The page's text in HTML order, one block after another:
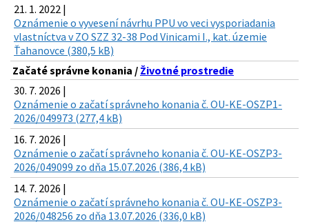
21. 1. 2022 |
Oznámenie o vyvesení návrhu PPU vo veci vysporiadania
vlastníctva v ZO SZZ 32-38 Pod Vinicami I., kat. územie
Ťahanovce (380,5 kB)
Začaté správne konania / Životné prostredie
30. 7. 2026 |
Oznámenie o začatí správneho konania č. OU-KE-OSZP1-
2026/049973 (277,4 kB)
16. 7. 2026 |
Oznámenie o začatí správneho konania č. OU-KE-OSZP3-
2026/049099 zo dňa 15.07.2026 (386,4 kB)
14. 7. 2026 |
Oznámenie o začatí správneho konania č. OU-KE-OSZP3-
2026/048256 zo dňa 13.07.2026 (336,0 kB)